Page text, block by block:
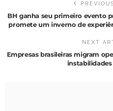
BH ganha seu primeiro evento
promete um inverno de
NEXT
Empresas brasileiras migram